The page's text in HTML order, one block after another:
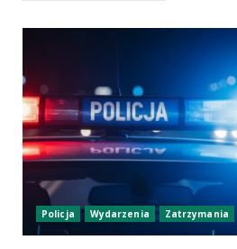
Policja Wydarzenia Zatrzymania